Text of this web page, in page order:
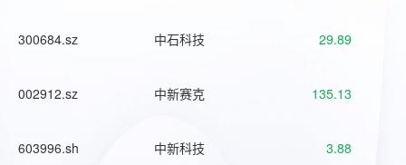
300684.sz 中石科技 29.89
002912.sz 中新赛克 135.13
603996.sh 中新科技 3.88